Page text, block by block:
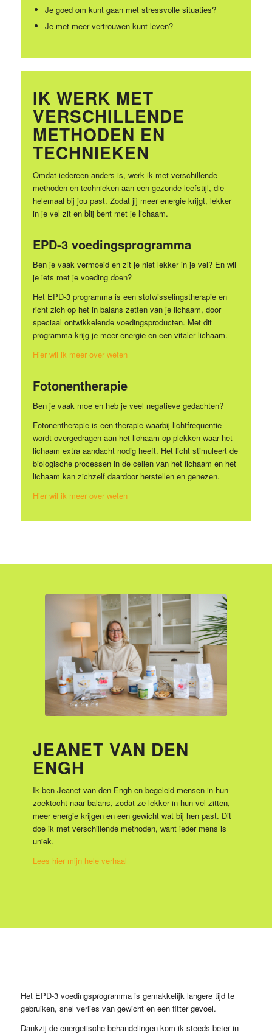
Je goed om kunt gaan met stressvolle situaties?
Je met meer vertrouwen kunt leven?
IK WERK MET
VERSCHILLENDE
METHODEN EN
TECHNIEKEN
Omdat iedereen anders is, werk ik met verschillende
methoden en technieken aan een gezonde leefstijl, die
helemaal bij jou past. Zodat jij meer energie krijgt, lekker
in je vel zit en blij bent met je lichaam.
EPD-3 voedingsprogramma
Ben je vaak vermoeid en zit je niet lekker in je vel? En wil
je iets met je voeding doen?
Het EPD-3 programma is een stofwisselingstherapie en
richt zich op het in balans zetten van je lichaam, door
speciaal ontwikkelende voedingsproducten. Met dit
programma krijg je meer energie en een vitaler lichaam.
Hier wil ik meer over weten
Fotonentherapie
Ben je vaak moe en heb je veel negatieve gedachten?
Fotonentherapie is een therapie waarbij lichtfrequentie
wordt overgedragen aan het lichaam op plekken waar het
lichaam extra aandacht nodig heeft. Het licht stimuleert de
biologische processen in de cellen van het lichaam en het
lichaam kan zichzelf daardoor herstellen en genezen.
Hier wil ik meer over weten
JEANET VAN DEN
ENGH
Ik ben Jeanet van den Engh en begeleid mensen in hun
zoektocht naar balans, zodat ze lekker in hun vel zitten,
meer energie krijgen en een gewicht wat bij hen past. Dit
doe ik met verschillende methoden, want ieder mens is
uniek.
Lees hier mijn hele verhaal
Het EPD-3 voedingsprogramma is gemakkelijk langere tijd te
gebruiken, snel verlies van gewicht en een fitter gevoel.
Dankzij de energetische behandelingen kom ik steeds beter in